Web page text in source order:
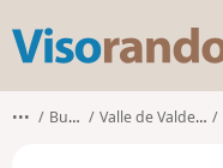
••• Burgos Valle de Valdebezana